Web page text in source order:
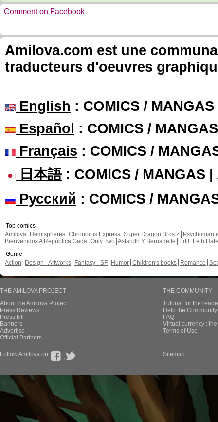
Comment on Facebook
Amilova.com est une
traducteurs d'oeuvres
English : COMICS /
Español : COMICS /
Français : COMICS /
日本語: COMICS / MANGAS |
Русский : COMICS /
Top comics
Amilova
Hemispheres Chronoctis Express Super Dragon Bros Z
Bienvenidos A República Gada Only Two Astaroth Y Bernadette Edil
Leth Hate
Genre
Action
Design - Artworks Fantasy - SF Humor Children's books Romance
THE AMILOVA PROJECT
About the Amilova Project
Press Reviews
Press kit
Banners
Advertise
Official Partners
THE COMMUNITY
Tutorial for the
Help the
FAQ
Virtual currency :
Terms of Use
Follow Amilova on Sitemap